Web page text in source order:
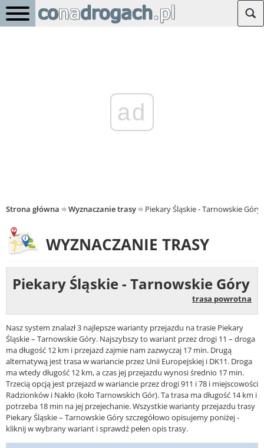
ad
Strona główna Wyznaczanie trasy Piekary Śląskie - Tarnowskie Góry
WYZNACZANIE TRASY
Piekary Śląskie - Tarnowskie Góry
trasa powrotna
Nasz system znalazł 3 najlepsze warianty przejazdu na trasie Piekary
Śląskie – Tarnowskie Góry. Najszybszy to wariant przez drogi 11 – droga
ma długość 12 km i przejazd zajmie nam zazwyczaj 17 min. Drugą
alternatywą jest trasa w wariancie przez Unii Europejskiej i DK11. Droga
ma wtedy długość 12 km, a czas jej przejazdu wynosi średnio 17 min.
Trzecią opcją jest przejazd w wariancie przez drogi 911 i 78 i miejscowości
Radzionków i Nakło (koło Tarnowskich Gór). Ta trasa ma długość 14 km i
potrzeba 18 min na jej przejechanie. Wszystkie warianty przejazdu trasy
Piekary Śląskie – Tarnowskie Góry szczegółowo opisujemy poniżej -
kliknij w wybrany wariant i sprawdź pełen opis trasy.